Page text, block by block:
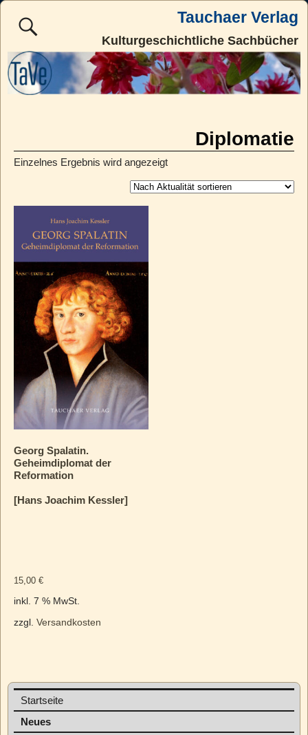
Tauchaer Verlag
Kulturgeschichtliche Sachbücher
Diplomatie
Einzelnes Ergebnis wird angezeigt
Georg Spalatin.
Geheimdiplomat der
Reformation
[Hans Joachim Kessler]
15,00 €
inkl. 7 % MwSt.
zzgl. Versandkosten
Startseite
Neues